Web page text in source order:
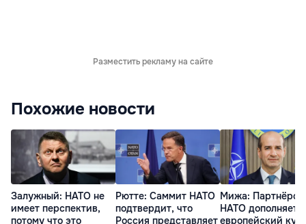
Разместить рекламу на сайте
Похожие новости
Залужный: НАТО не
имеет перспектив,
потому что это
Рютте: Саммит НАТО
подтвердит, что
Россия представляет
Мижа:
НАТО дополняет
европейский